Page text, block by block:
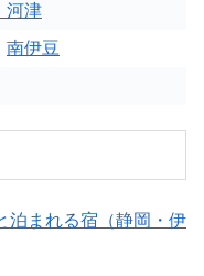
河津
南伊豆
泊まれる宿（静岡・伊